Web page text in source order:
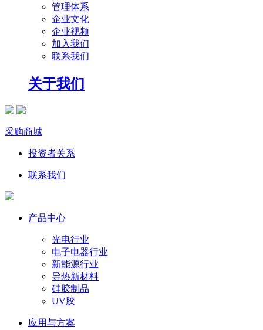
管理体系
企业文化
企业视频
加入我们
联系我们
关于我们
采购商城
投资者关系
联系我们
产品中心
光电行业
电子电器行业
新能源行业
导热新材料
硅胶制品
UV胶
应用与方案